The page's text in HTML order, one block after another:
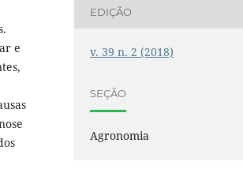
e
EDIÇÃO
v. 39 n. 2 (2018)
SEÇÃO
Agronomia